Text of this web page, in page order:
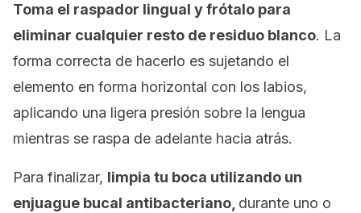
Toma el raspador lingual y frótalo para
eliminar cualquier resto de residuo blanco. La
forma correcta de hacerlo es sujetando el
elemento en forma horizontal con los labios,
aplicando una ligera presión sobre la lengua
mientras se raspa de adelante hacia atrás.
Para finalizar, limpia tu boca utilizando un
enjuague bucal antibacteriano, durante uno o